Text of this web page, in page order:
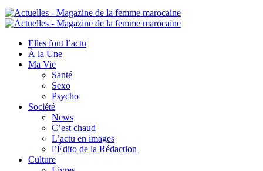
Elles font l’actu
À la Une
Ma Vie
Santé
Sexo
Psycho
Société
News
C’est chaud
L’actu en images
l’Édito de la Rédaction
Culture